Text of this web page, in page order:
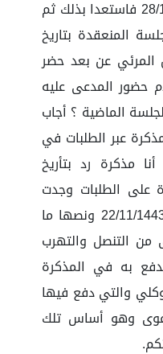
ارفاق رده قبل تأريخ 28/11/1443 فاستعدا بذلك ثم
المنعقدة بتاريخ
الاتصال المرئي عن بعد حضر
حضور المدعى عليه
الماضية ؟ أجاب
عبر الطلبات في
وتقدمت أنا مذكرة رد بتأريخ
على الطلبات وجدت
مذكرة للمدعى عليه بتأريخ 22/11/1443 ونصها ما
من التنصل والتهرب
به في المذكرة
والتي دفع فيها
وهو أساس تلك